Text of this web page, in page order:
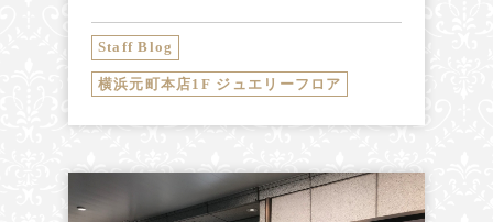
Staff Blog
横浜元町本店1F ジュエリーフロア